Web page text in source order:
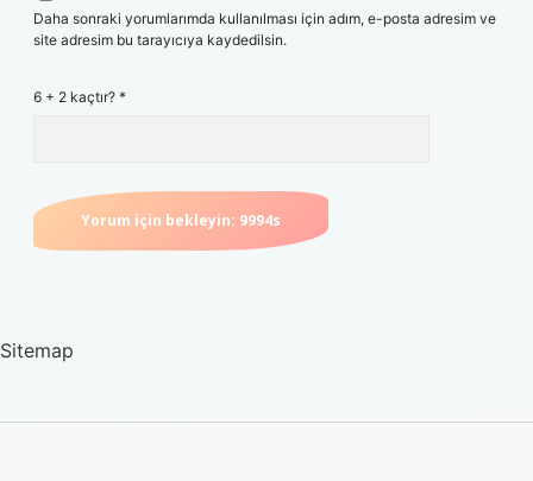
Daha sonraki yorumlarımda kullanılması için adım, e-posta adresim ve
site adresim bu tarayıcıya kaydedilsin.
6 + 2 kaçtır? *
Sitemap